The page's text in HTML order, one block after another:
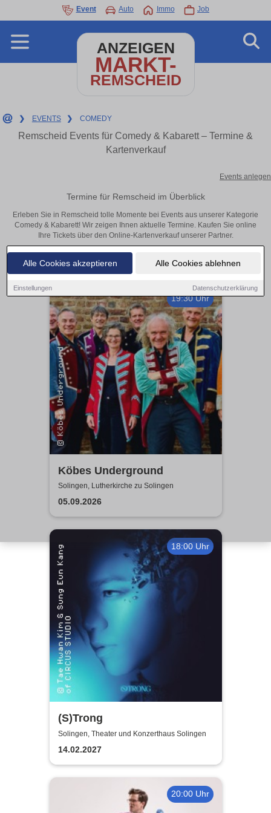
Alle Cookies akzeptieren Alle Cookies ablehnen
Einstellungen Datenschutzerklärung
Event Auto Immo Job
ANZEIGEN
MARKT-
REMSCHEID
❯ EVENTS ❯ COMEDY
Remscheid Events für Comedy & Kabarett – Termine &
Kartenverkauf
Events anlegen
Termine für Remscheid im Überblick
Erleben Sie in Remscheid tolle Momente bei Events aus unserer Kategorie
Comedy & Kabarett! Wir zeigen Ihnen aktuelle Termine. Kaufen Sie online
Ihre Tickets über den Online-Kartenverkauf unserer Partner.
19:30 Uhr
Köbes Underground
Solingen, Lutherkirche zu Solingen
05.09.2026
18:00 Uhr
(S)Trong
Solingen, Theater und Konzerthaus Solingen
14.02.2027
20:00 Uhr